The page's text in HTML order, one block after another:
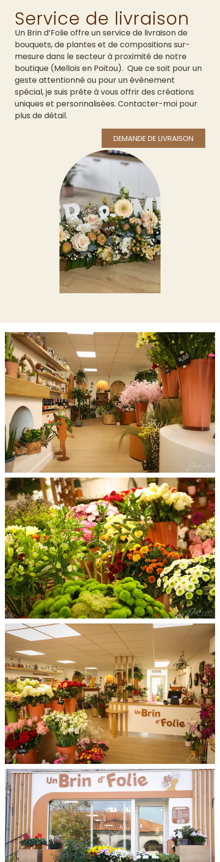
Service de livraison
Un Brin d’Folie offre un service de livraison de
bouquets, de plantes et de compositions sur-
mesure dans le secteur à proximité de notre
boutique (Mellois en Poitou). Que ce soit pour un
geste attentionné ou pour un évènement
spécial, je suis prête à vous offrir des créations
uniques et personnalisées. Contacter-moi pour
plus de détail.
DEMANDE DE LIVRAISON